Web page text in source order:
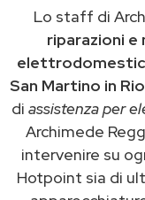
Lo staff di
riparazioni e
San Martino in
di assistenza per
Archimede
intervenire su
Hotpoint sia di